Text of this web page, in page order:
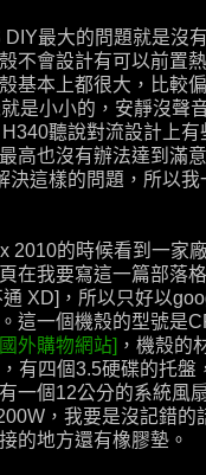
最大的問題就是沒
不會設計有可以前置
基本上都很大，比較
是小小的，安靜沒聲
聽說對流設計上
高也沒有辦法達到滿
決這樣的問題，所以我
2010的時候看到一家
在我要寫這一篇部落
XD]，所以只好以
這一個機殼的型號是
外購物網站] ，機殼的
有四個3.5硬碟的托盤
一個12公分的系統風
，我要是沒記錯的
的地方還有橡膠墊。